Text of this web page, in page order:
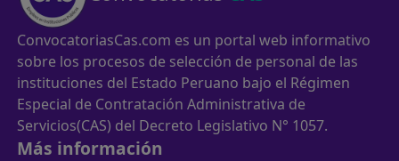
ConvocatoriasCas.com es un portal web informativo
sobre los procesos de selección de personal de las
instituciones del Estado Peruano bajo el Régimen
Especial de Contratación Administrativa de
Servicios(CAS) del Decreto Legislativo N° 1057.
Más información